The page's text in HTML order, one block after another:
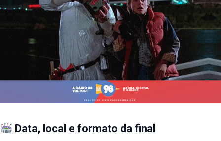
Data, local e formato da final